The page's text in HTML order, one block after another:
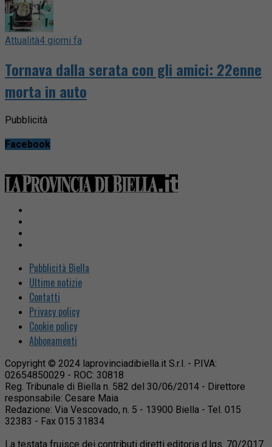
Attualità4 giorni fa
Tornava dalla serata con gli amici: 22enne
morta in auto
Pubblicità
Facebook
Pubblicità Biella
Ultime notizie
Contatti
Privacy policy
Cookie policy
Abbonamenti
Copyright © 2024 laprovinciadibiella.it S.r.l. - P.IVA:
02654850029 - ROC: 30818
Reg. Tribunale di Biella n. 582 del 30/06/2014 - Direttore
responsabile: Cesare Maia
Redazione: Via Vescovado, n. 5 - 13900 Biella - Tel. 015
32383 - Fax 015 31834
La testata fruisce dei contributi diretti editoria d.lgs. 70/2017